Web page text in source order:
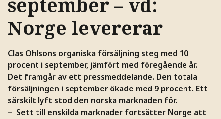
september – vd:
Norge levererar
Clas Ohlsons organiska försäljning steg med 10
procent i september, jämfört med föregående år.
Det framgår av ett pressmeddelande. Den totala
försäljningen i september ökade med 9 procent. Ett
särskilt lyft stod den norska marknaden för.
– Sett till enskilda marknader fortsätter Norge att